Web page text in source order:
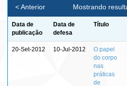
Mostrando
< Anterior
Data de
publicação
Data de
defesa
Título
20-Set-2012 10-Jul-2012
O papel
do corpo
nas
práticas
de